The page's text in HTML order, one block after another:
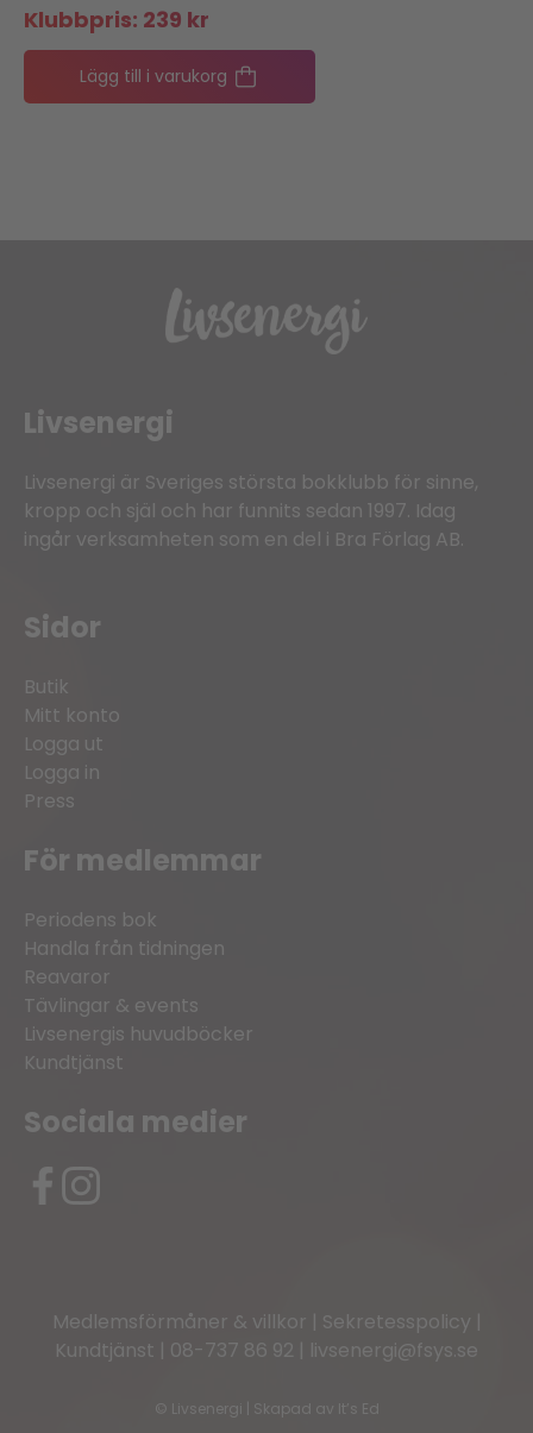
Klubbpris: 239 kr
Lägg till i varukorg
Livsenergi
Livsenergi är Sveriges största bokklubb för sinne,
kropp och själ och har funnits sedan 1997. Idag
ingår verksamheten som en del i Bra Förlag AB.
Sidor
Butik
Mitt konto
Logga ut
Logga in
Press
För medlemmar
Periodens bok
Handla från tidningen
Reavaror
Tävlingar & events
Livsenergis huvudböcker
Kundtjänst
Sociala medier
Medlemsförmåner & villkor | Sekretesspolicy |
Kundtjänst | 08-737 86 92 | livsenergi@fsys.se
© Livsenergi | Skapad av It’s Ed